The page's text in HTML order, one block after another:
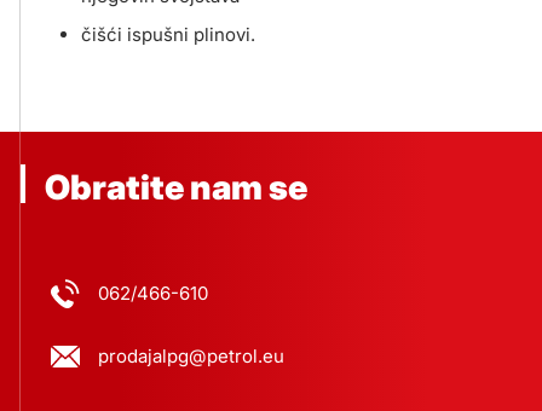
čišći ispušni plinovi.
Obratite nam se
062/466-610
prodajalpg@petrol.eu